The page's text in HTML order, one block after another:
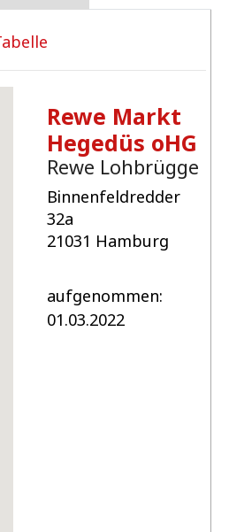
Rewe Markt
Hegedüs oHG
Rewe Lohbrügge
Binnenfeldredder
32a
21031 Hamburg
aufgenommen:
01.03.2022